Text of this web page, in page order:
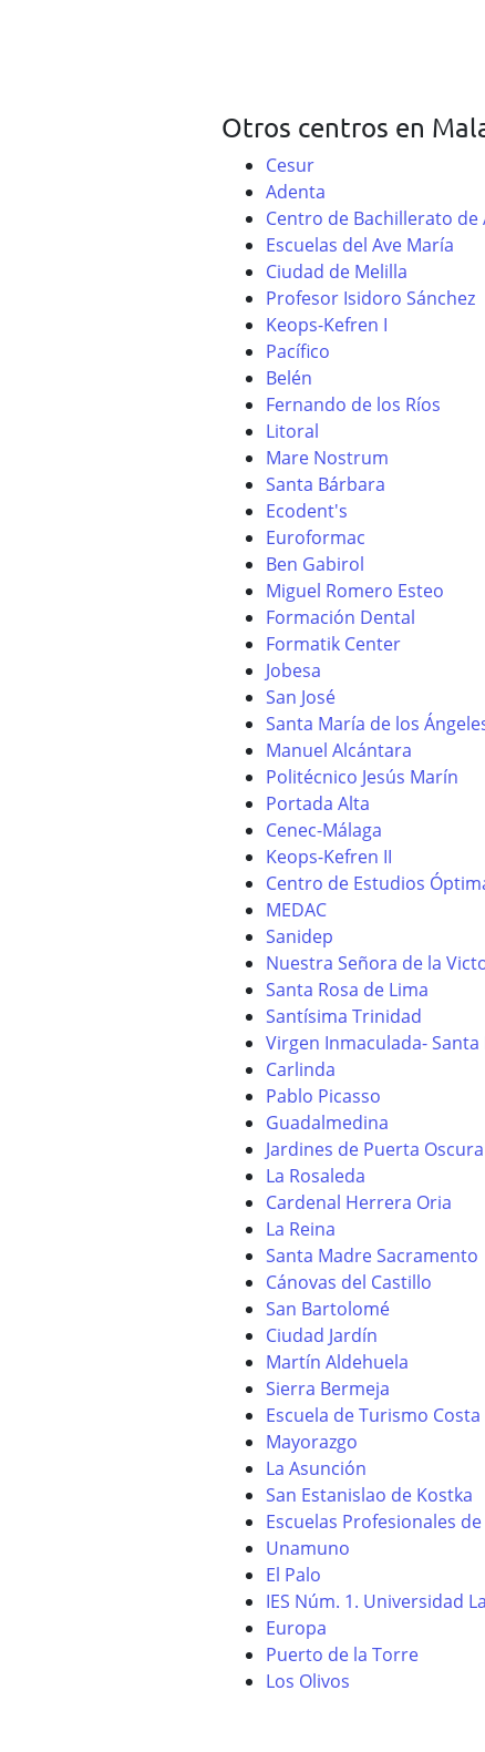
Otros centros en
Cesur
Adenta
Centro de Bachillerato de
Escuelas del Ave María
Ciudad de Melilla
Profesor Isidoro Sánchez
Keops-Kefren I
Pacífico
Belén
Fernando de los Ríos
Litoral
Mare Nostrum
Santa Bárbara
Ecodent's
Euroformac
Ben Gabirol
Miguel Romero Esteo
Formación Dental
Formatik Center
Jobesa
San José
Santa María de los
Manuel Alcántara
Politécnico Jesús Marín
Portada Alta
Cenec-Málaga
Keops-Kefren II
Centro de Estudios
MEDAC
Sanidep
Nuestra Señora de la
Santa Rosa de Lima
Santísima Trinidad
Virgen Inmaculada-
Carlinda
Pablo Picasso
Guadalmedina
Jardines de Puerta Oscura
La Rosaleda
Cardenal Herrera Oria
La Reina
Santa Madre Sacramento
Cánovas del Castillo
San Bartolomé
Ciudad Jardín
Martín Aldehuela
Sierra Bermeja
Escuela de Turismo Costa
Mayorazgo
La Asunción
San Estanislao de Kostka
Escuelas Profesionales
Unamuno
El Palo
IES Núm. 1. Universidad
Europa
Puerto de la Torre
Los Olivos